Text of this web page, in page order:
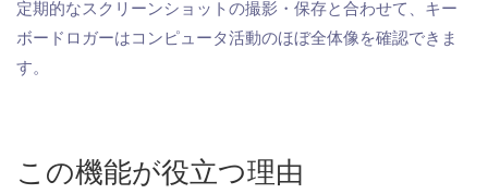
定期的なスクリーンショットの撮影・保存と合わせて、キー
ボードロガーはコンピュータ活動のほぼ全体像を確認できま
す。
この機能が役立つ理由